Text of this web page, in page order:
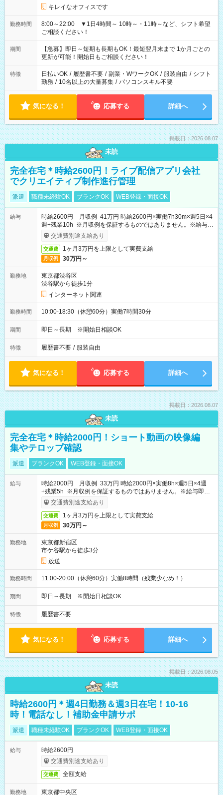
キレイなオフィスです
勤務時間
8:00～22:00 ▼1日4時間～ 10時～・11時～など、シフト希望
ご相談ください！
期間
【急募】即日～短期も長期もOK！最短翌月末まで 1か月ごとの
更新が可能！開始日もご相談ください！
特徴 日払いOK / 履歴書不要 / 副業・WワークOK / 服装自由 / シフト
勤務 / 10名以上の大量募集 / パソコンスキル不要
気になる！ 応募する 詳細へ
掲載日：2026.08.07
未読
完全在宅＊時給2600円！ライブ配信アプリ会社
でクリエイティブ制作進行管理
派遣 職種未経験OK ブランクOK WEB登録・面接OK
給与
時給2600円 月収例 41万円 時給2600円×実働7h30m×週5日×4
週+残業10h ※月収例を保証するものではありません。※給与即
受取りサービス利用可（利用条件有）
交通費別途支給あり
交通費 1ヶ月3万円を上限として実費支給
月収例 30万円～
勤務地
東京都渋谷区
渋谷駅から徒歩1分
インターネット関連
勤務時間 10:00-18:30（休憩60分）実働7時間30分
期間 即日～長期 ※開始日相談OK
特徴 履歴書不要 / 服装自由
気になる！ 応募する 詳細へ
掲載日：2026.08.07
未読
完全在宅＊時給2000円！ショート動画の映像編
集やテロップ確認
派遣 ブランクOK WEB登録・面接OK
給与
時給2000円 月収例 33万円 時給2000円×実働8h×週5日×4週
+残業5h ※月収例を保証するものではありません。※給与即受
取りサービス利用可（利用条件有）
交通費別途支給あり
交通費 1ヶ月3万円を上限として実費支給
月収例 30万円～
勤務地
東京都新宿区
市ケ谷駅から徒歩3分
放送
勤務時間 11:00-20:00（休憩60分）実働8時間（残業少なめ！）
期間 即日～長期 ※開始日相談OK
特徴 履歴書不要
気になる！ 応募する 詳細へ
掲載日：2026.08.05
未読
時給2600円＊週4日勤務＆週3日在宅！10-16
時！電話なし！補助金申請サポ
派遣 職種未経験OK ブランクOK WEB登録・面接OK
給与
時給2600円
交通費別途支給あり
交通費 全額支給
勤務地 東京都中央区